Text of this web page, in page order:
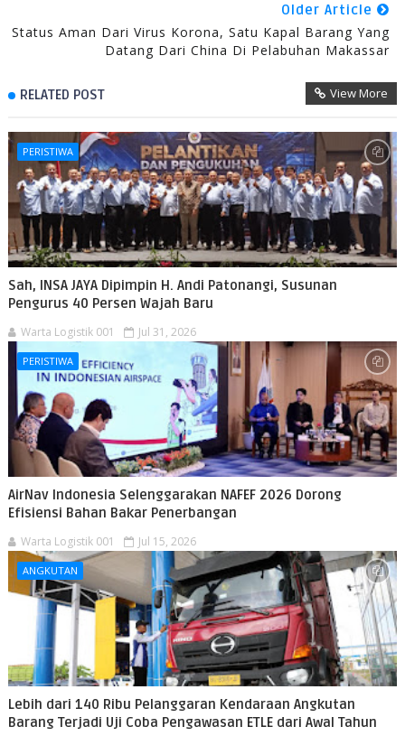
Older Article
Status Aman Dari Virus Korona, Satu Kapal Barang Yang
Datang Dari China Di Pelabuhan Makassar
RELATED POST View More
PERISTIWA
Sah, INSA JAYA Dipimpin H. Andi Patonangi, Susunan
Pengurus 40 Persen Wajah Baru
Warta Logistik 001 Jul 31, 2026
PERISTIWA
AirNav Indonesia Selenggarakan NAFEF 2026 Dorong
Efisiensi Bahan Bakar Penerbangan
Warta Logistik 001 Jul 15, 2026
ANGKUTAN
Lebih dari 140 Ribu Pelanggaran Kendaraan Angkutan
Barang Terjadi Uji Coba Pengawasan ETLE dari Awal Tahun